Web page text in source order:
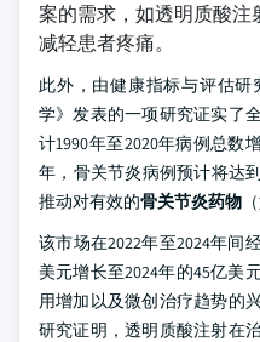
案的需求，如透明质酸
减轻患者疼痛。
此外，由健康指标与评估研
学》发表的一项研究证实了
计1990年至2020年病例总数
年，骨关节炎病例预计将达
推动对有效的骨关节炎药物
该市场在2022年至2024年间
美元增长至2024年的45亿美
用增加以及微创治疗趋势的
研究证明，透明质酸注射在